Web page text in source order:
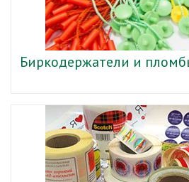
Биркодержатели и